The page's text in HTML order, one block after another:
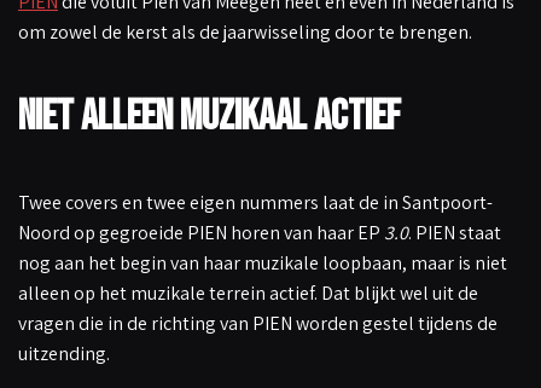
om zowel de kerst als de jaarwisseling door te brengen.
Niet alleen muzikaal actief
Twee covers en twee eigen nummers laat de in Santpoort-
Noord op gegroeide PIEN horen van haar EP 3.0. PIEN staat
nog aan het begin van haar muzikale loopbaan, maar is niet
alleen op het muzikale terrein actief. Dat blijkt wel uit de
vragen die in de richting van PIEN worden gestel tijdens de
uitzending.